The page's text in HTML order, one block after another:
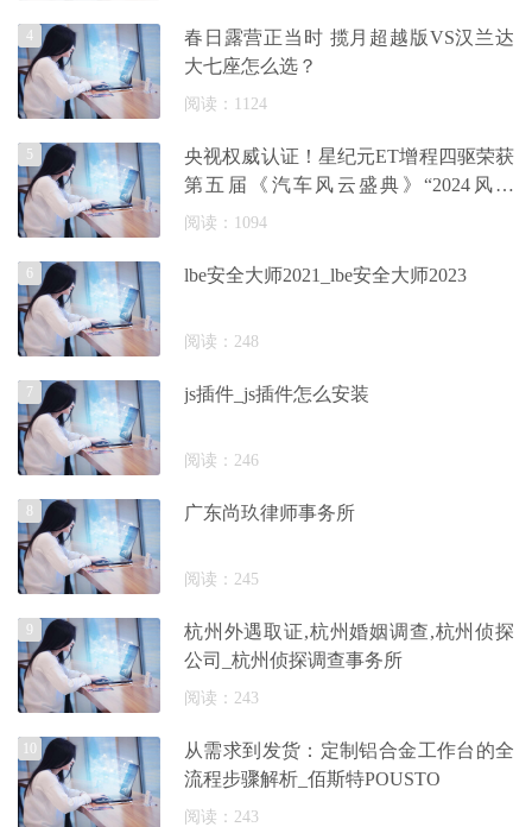
春日露营正当时 揽月超越版VS汉兰达
大七座怎么选？
阅读：1124
4
央视权威认证！星纪元ET增程四驱荣获
第五届《汽车风云盛典》“2024风云
车”大
阅读：1094
5
lbe安全大师2021_lbe安全大师2023
阅读：248
6
js插件_js插件怎么安装
阅读：246
7
广东尚玖律师事务所
阅读：245
8
杭州外遇取证,杭州婚姻调查,杭州侦探
公司_杭州侦探调查事务所
阅读：243
9
从需求到发货：定制铝合金工作台的全
流程步骤解析_佰斯特POUSTO
阅读：243
10